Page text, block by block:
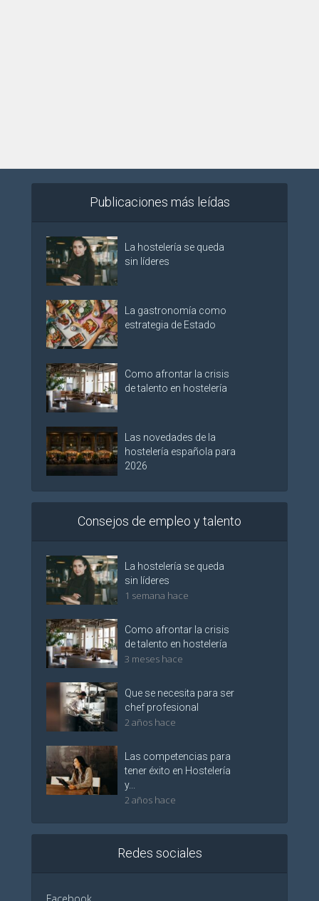
Publicaciones más leídas
La hostelería se queda
sin líderes
La gastronomía como
estrategia de Estado
Como afrontar la crisis
de talento en hostelería
Las novedades de la
hostelería española para
2026
Consejos de empleo y talento
La hostelería se queda
sin líderes
1 semana hace
Como afrontar la crisis
de talento en hostelería
3 meses hace
Que se necesita para ser
chef profesional
2 años hace
Las competencias para
tener éxito en Hostelería
y...
2 años hace
Redes sociales